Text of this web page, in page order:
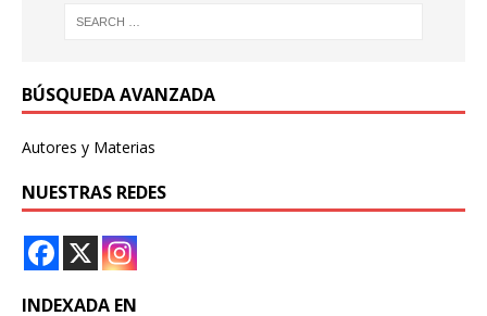
BÚSQUEDA AVANZADA
Autores y Materias
NUESTRAS REDES
INDEXADA EN